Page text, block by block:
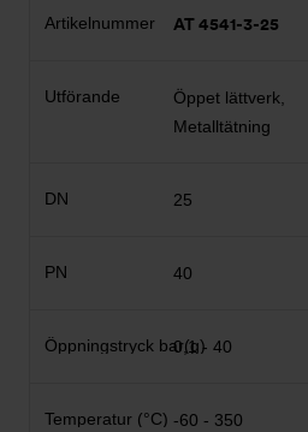
AT 4541-3-25
Öppet lättverk,
Metalltätning
25
40
0,1 - 40
-60 - 350